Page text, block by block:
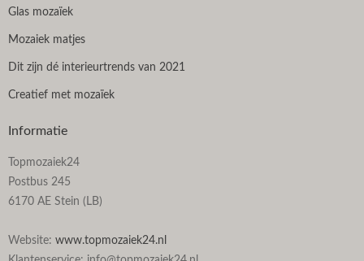
Glas mozaïek
Mozaiek matjes
Dit zijn dé interieurtrends van 2021
Creatief met mozaïek
Informatie
Topmozaiek24
Postbus 245
6170 AE Stein (LB)
Website: www.topmozaiek24.nl